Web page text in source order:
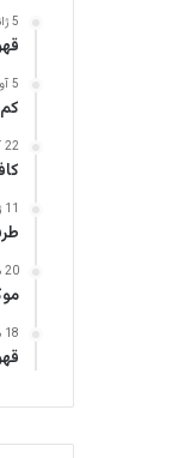
5 ژانویه 2012
5 آوریل 2012
22 آوریل 2012
11 ژانویه 2012
20 می 2012
18 می 2014